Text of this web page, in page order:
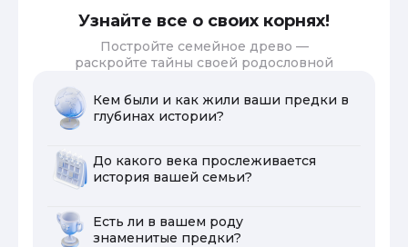
Узнайте все о своих корнях!
Постройте семейное древо —
раскройте тайны своей родословной
Кем были и как жили ваши предки в
глубинах истории?
До какого века прослеживается
история вашей семьи?
Есть ли в вашем роду
знаменитые предки?